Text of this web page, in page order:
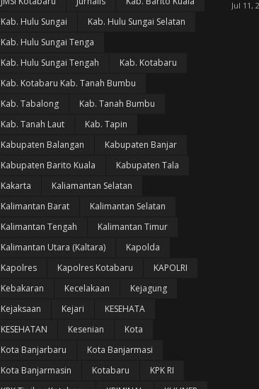
Kab. Hulu Sungai
Kab. Hulu Sungai Selatan
Kab. Hulu Sungai Tenga
Kab. Hulu Sungai Tengah
Kab. Kotabaru
Kab. Kotabaru Kab. Tanah Bumbu
Kab. Tabalong
Kab. Tanah Bumbu
Kab. Tanah Laut
Kab. Tapin
Kabupaten Balangan
Kabupaten Banjar
Kabupaten Barito Kuala
Kabupaten Tala
Kakarta
Kaliamantan Selatan
Kalimantan Barat
Kalimantan Selatan
Kalimantan Tengah
Kalimantan Timur
Kalimantan Utara (Kaltara)
Kapolda
Kapolres
Kapolres Kotabaru
KAPOLRI
Kebakaran
Kecelakaan
Kejagung
Kejaksaan
Kejari
KESEHATA
KESEHATAN
Kesenian
Kota
Kota Banjarbaru
Kota Banjarmasi
Kota Banjarmasin
Kotabaru
KPK RI
Jul 11,